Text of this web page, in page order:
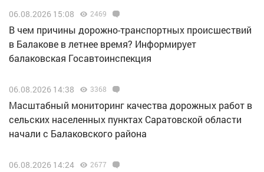
06.08.2026 15:08 2469
В чем причины дорожно-транспортных происшествий
в Балакове в летнее время? Информирует
балаковская Госавтоинспекция
06.08.2026 14:38 3368
Масштабный мониторинг качества дорожных работ в
сельских населенных пунктах Саратовской области
начали с Балаковского района
06.08.2026 14:24 2677